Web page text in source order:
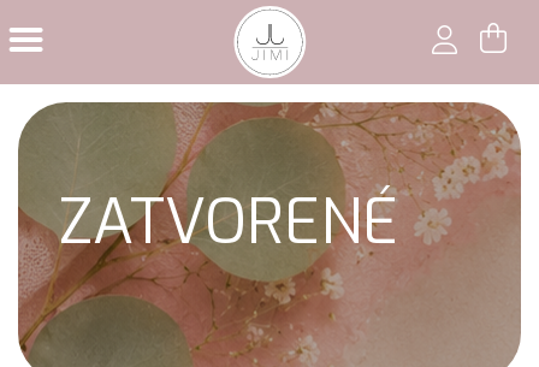
ZATVORENÉ